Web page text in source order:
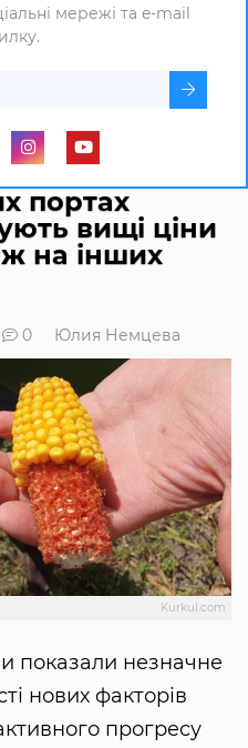
мережі та e-mail
портах
вищі ціни
на інших
0 Юлия Немцева
Kurkul.com
показали незначне
нових факторів
прогресу